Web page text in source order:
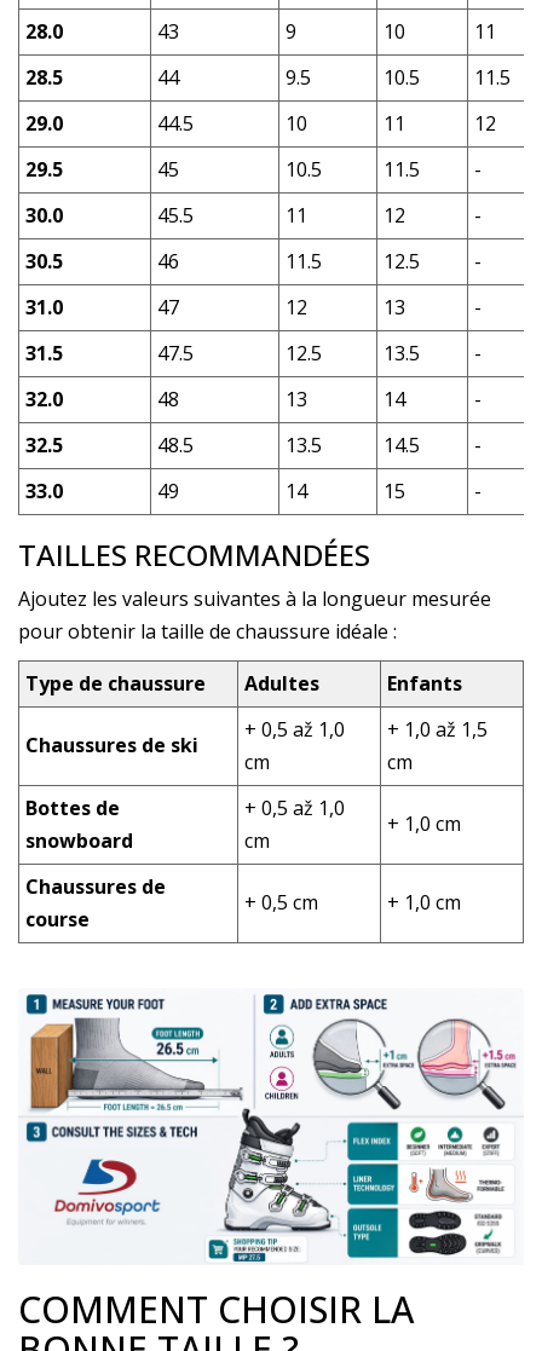
28.0
43 9 10
11
28.5
44 9.5 10.5
11.5
29.0
44.5 10 11
12
29.5
45 10.5 11.5
-
30.0
45.5 11 12
-
30.5
46 11.5 12.5
-
31.0
47 12 13
-
31.5
47.5 12.5 13.5
-
32.0
48 13 14
-
32.5
48.5 13.5 14.5
-
33.0
49 14 15 -
TAILLES RECOMMANDÉES
Ajoutez les valeurs suivantes à la longueur mesurée
pour obtenir la taille de chaussure idéale :
Type de chaussure
Adultes Enfants
Chaussures de ski
+ 0,5 až 1,0
cm
+ 1,0 až 1,5
cm
Bottes de
snowboard
+ 0,5 až 1,0
cm
+ 1,0 cm
Chaussures de
course
+ 0,5 cm + 1,0 cm
COMMENT CHOISIR LA